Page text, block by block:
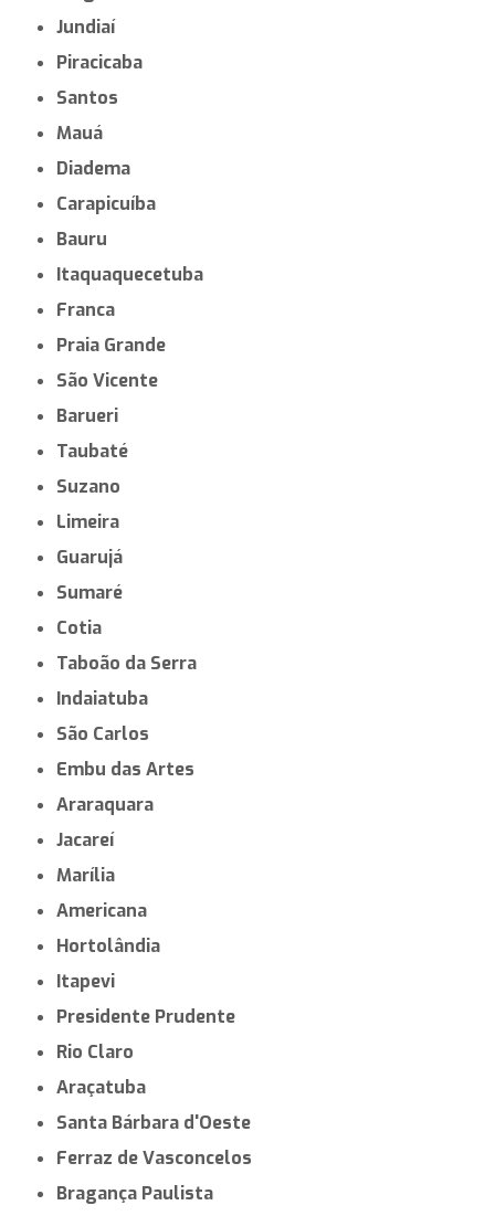
Jundiaí
Piracicaba
Santos
Mauá
Diadema
Carapicuíba
Bauru
Itaquaquecetuba
Franca
Praia Grande
São Vicente
Barueri
Taubaté
Suzano
Limeira
Guarujá
Sumaré
Cotia
Taboão da Serra
Indaiatuba
São Carlos
Embu das Artes
Araraquara
Jacareí
Marília
Americana
Hortolândia
Itapevi
Presidente Prudente
Rio Claro
Araçatuba
Santa Bárbara d'Oeste
Ferraz de Vasconcelos
Bragança Paulista